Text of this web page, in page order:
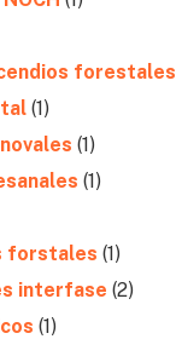
forestales
(1)
(1)
(1)
forstales (1)
interfase (2)
(1)